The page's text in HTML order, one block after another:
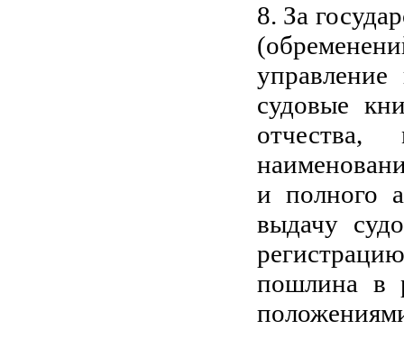
8. За
судовые
отчества,
и полного
выдачу
пошлина в